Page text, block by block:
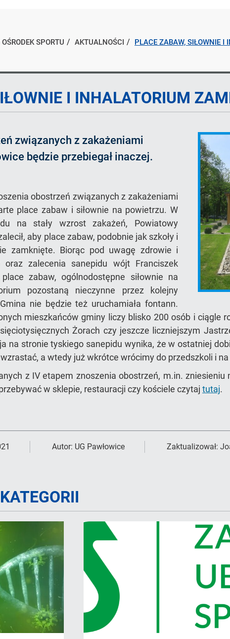
SPORTU AKTUALNOŚCI PLACE ZABAW, SIŁOWNIE I
I INHALATORIUM
związanych z zakażeniami
będzie przebiegał inaczej.
obostrzeń związanych z zakażeniami
place zabaw i siłownie na powietrzu. W
na stały wzrost zakażeń, Powiatowy
aby place zabaw, podobnie jak szkoły i
zamknięte. Biorąc pod uwagę zdrowie i
oraz zalecenia sanepidu wójt Franciszek
zabaw, ogólnodostępne siłownie na
pozostaną nieczynne przez kolejny
nie będzie też uruchamiała fontann.
mieszkańców gminy liczy blisko 200 osób i ciągle
Żorach czy jeszcze liczniejszym
na stronie tyskiego sanepidu wynika, że w ostatniej
a wtedy już wkrótce wrócimy do przedszkoli i
z IV etapem znoszenia obostrzeń, m.in.
w sklepie, restauracji czy kościele czytaj tutaj.
Autor: UG Pawłowice Zaktualizował: